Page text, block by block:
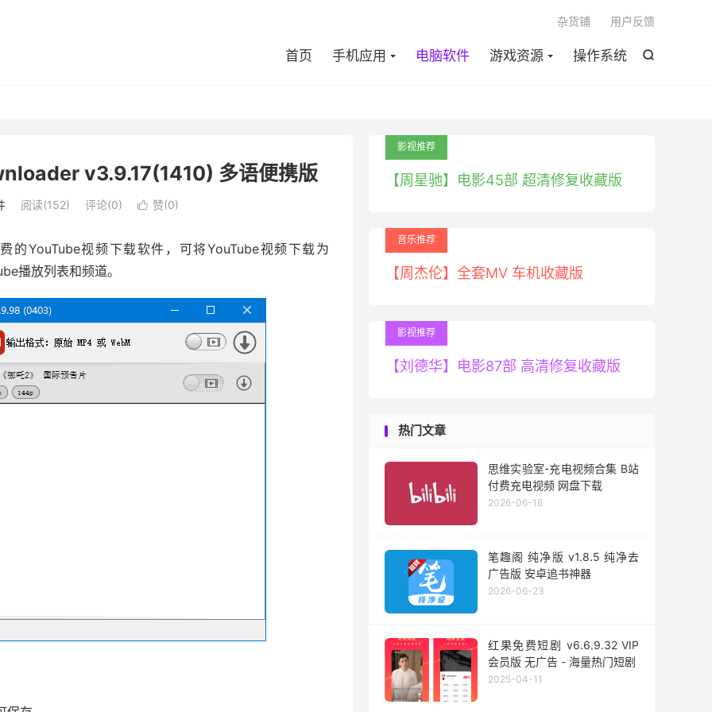

首页 手机应用 电脑软件 游戏资源 操作系统
杂货铺 用户反馈
v3.9.17(1410) 多语便携版
阅读(152) 评论(0)  赞(0)
的YouTube视频下载软件，可将YouTube视频下载为
播放列表和频道。
影视推荐
【周星驰】电影45部 超清修复收藏版
音乐推荐
【周杰伦】全套MV 车机收藏版
影视推荐
【刘德华】电影87部 高清修复收藏版
热门文章
思维实验室-充电视频合集 B站
付费充电视频 网盘下载
2026-06-16
笔趣阁 纯净版 v1.8.5 纯净去
广告版 安卓追书神器
2026-06-23
红果免费短剧 v6.6.9.32 VIP
会员版 无广告 - 海量热门短剧
2025-04-11